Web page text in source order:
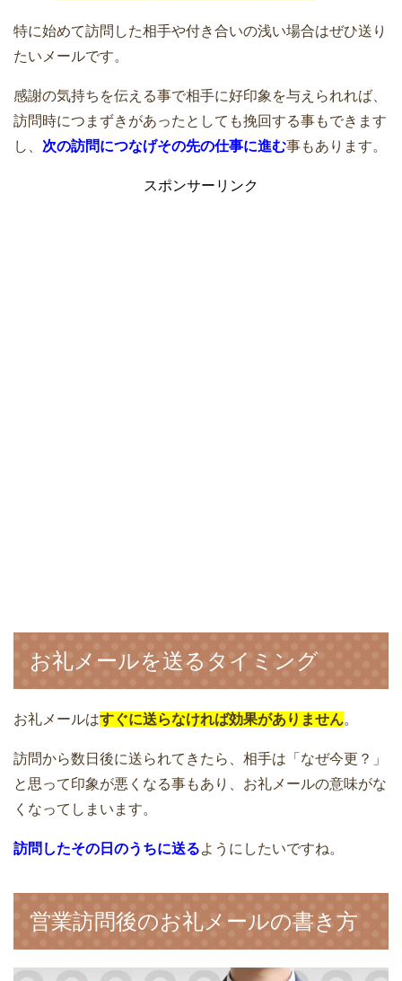
特に始めて訪問した相手や付き合いの浅い場合はぜひ送り
たいメールです。
感謝の気持ちを伝える事で相手に好印象を与えられれば、
訪問時につまずきがあったとしても挽回する事もできます
し、 次の訪問につなげその先の仕事に進む事もあります。
スポンサーリンク
お礼メールを送るタイミング
お礼メールはすぐに送らなければ効果がありません。
訪問から数日後に送られてきたら、相手は「なぜ今更？」
と思って印象が悪くなる事もあり、お礼メールの意味がな
くなってしまいます。
訪問したその日のうちに送るようにしたいですね。
営業訪問後のお礼メールの書き方